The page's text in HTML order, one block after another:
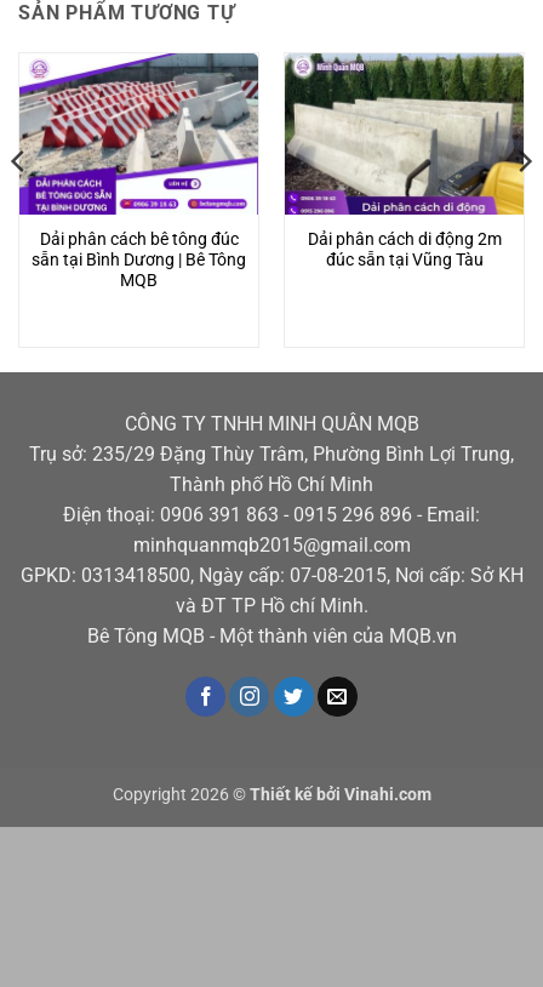
SẢN PHẨM TƯƠNG TỰ
Dải phân cách bê tông đúc
sẵn tại Bình Dương | Bê Tông
MQB
Dải phân cách di động 2m
đúc sẵn tại Vũng Tàu
CÔNG TY TNHH MINH QUÂN MQB
Trụ sở: 235/29 Đặng Thùy Trâm, Phường Bình Lợi Trung,
Thành phố Hồ Chí Minh
Điện thoại: 0906 391 863 - 0915 296 896 - Email:
minhquanmqb2015@gmail.com
GPKD: 0313418500, Ngày cấp: 07-08-2015, Nơi cấp: Sở KH
và ĐT TP Hồ chí Minh.
Bê Tông MQB - Một thành viên của MQB.vn
Copyright 2026 ©Thiết kế bởi Vinahi.com